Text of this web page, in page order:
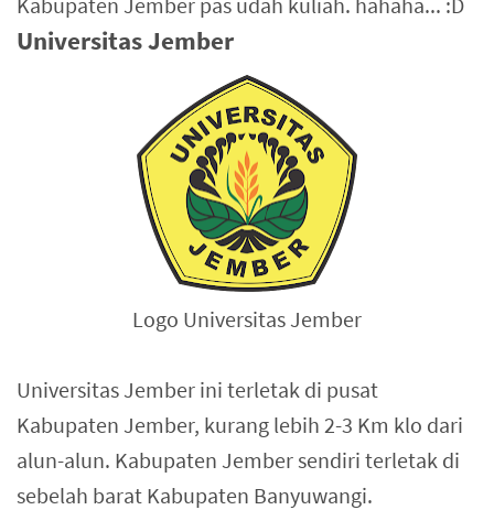
Universitas Jember
Logo Universitas Jember
Universitas Jember ini terletak di pusat
Kabupaten Jember, kurang lebih 2-3 Km klo dari
alun-alun. Kabupaten Jember sendiri terletak di
sebelah barat Kabupaten Banyuwangi.